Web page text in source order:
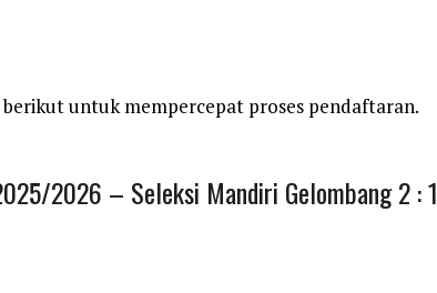
untuk mempercepat proses pendaftaran.
2026 – Seleksi Mandiri Gelombang 2 : 1